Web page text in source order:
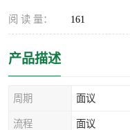
阅 读 量： 161
产品描述
周期 面议
流程 面议